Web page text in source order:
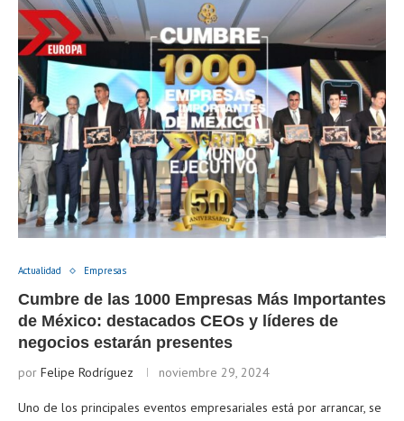
Actualidad Empresas
Cumbre de las 1000 Empresas Más Importantes
de México: destacados CEOs y líderes de
negocios estarán presentes
por Felipe Rodríguez noviembre 29, 2024
Uno de los principales eventos empresariales está por arrancar, se